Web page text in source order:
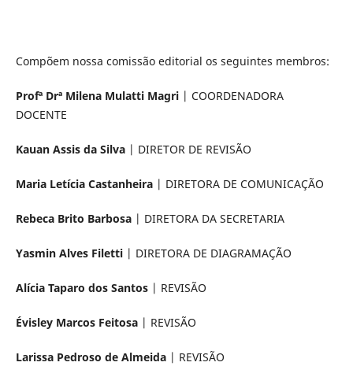
Compõem nossa comissão editorial os seguintes membros:
Profª Drª Milena Mulatti Magri | COORDENADORA
DOCENTE
Kauan Assis da Silva| DIRETOR DE REVISÃO
Maria Letícia Castanheira| DIRETORA DE COMUNICAÇÃO
Rebeca Brito Barbosa| DIRETORA DA SECRETARIA
Yasmin Alves Filetti| DIRETORA DE DIAGRAMAÇÃO
Alícia Taparo dos Santos| REVISÃO
Évisley Marcos Feitosa| REVISÃO
Larissa Pedroso de Almeida | REVISÃO